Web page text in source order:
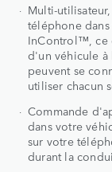
Multi-
téléphone
InControl™, ce
d'un véhicule à
peuvent se
utiliser chacun
Commande
dans votre
sur votre
durant la